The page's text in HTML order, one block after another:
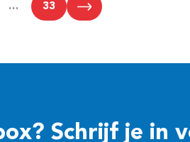
… 33
Schrijf je in